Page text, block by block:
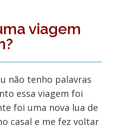
viagem
não tenho palavras
essa viagem foi
foi uma nova lua de
casal e me fez voltar